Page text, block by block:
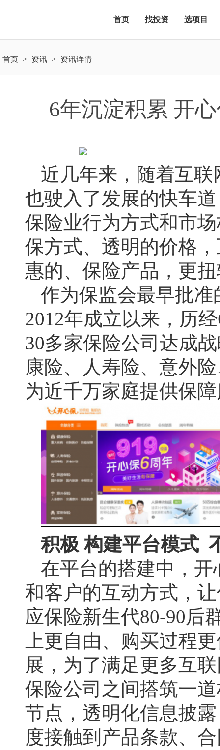
首页 找投资 选项目
首页 > 资讯 > 资讯详情
6年沉淀积累 开
近几年来，随着互
也驶入了发展的快车
保险业行为方式和市
保方式、透明的价格
惠的、保险产品，更
作为保监会最早批
2012年成立以来，历
30多家保险公司达成
康险、人寿险、意外
为近千万家庭提供保
积极构建平台模式
在平台的搭建中，
和客户的互动方式，
应保险新生代80-90后
上更自由、购买过程
展，为了满足更多互
保险公司之间搭筑一
节点，透明化信息披
度接触到产品条款、